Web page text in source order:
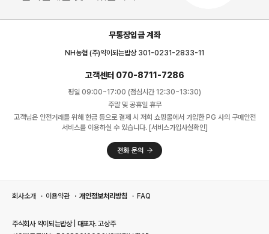
무통장입금 계좌
NH농협 (주)약이되는밥상 301-0231-2833-11
고객센터 070-8711-7286
평일 09:00~17:00 (점심시간 12:30~13:30)
주말 및 공휴일 휴무
고객님은 안전거래를 위해 현금 등으로 결제 시 저희 쇼핑몰에서 가입한 PG 사의 구매안전
서비스를 이용하실 수 있습니다. [서비스가입사실확인]
회사소개 이용약관 개인정보처리방침 FAQ
주식회사 약이되는밥상 | 대표자. 고상주